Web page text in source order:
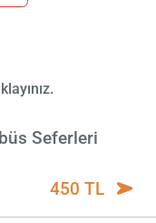
Seferleri
450 TL